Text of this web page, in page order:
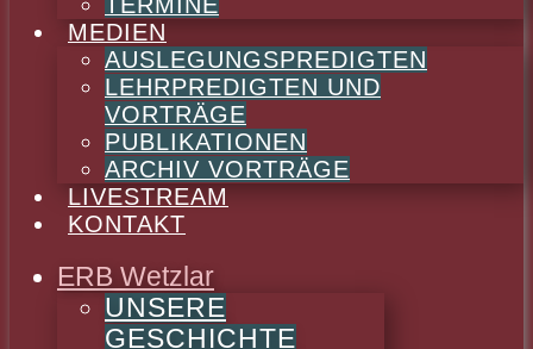
MEDIEN
AUSLEGUNGSPREDIGTEN
LEHRPREDIGTEN UND
VORTRÄGE
PUBLIKATIONEN
ARCHIV VORTRÄGE
LIVESTREAM
KONTAKT
ERB Wetzlar
UNSERE
GESCHICHTE